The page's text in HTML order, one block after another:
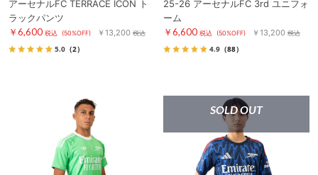
アーセナルFC TERRACE ICON ト
ラックパンツ
￥6,600 税込 (50%OFF) ￥13,200 税込
5.0 （2）
25-26 アーセナルFC 3rd ユニフォ
ーム
￥6,600 税込 (50%OFF) ￥13,200 税込
4.9 （88）
SOLD OUT